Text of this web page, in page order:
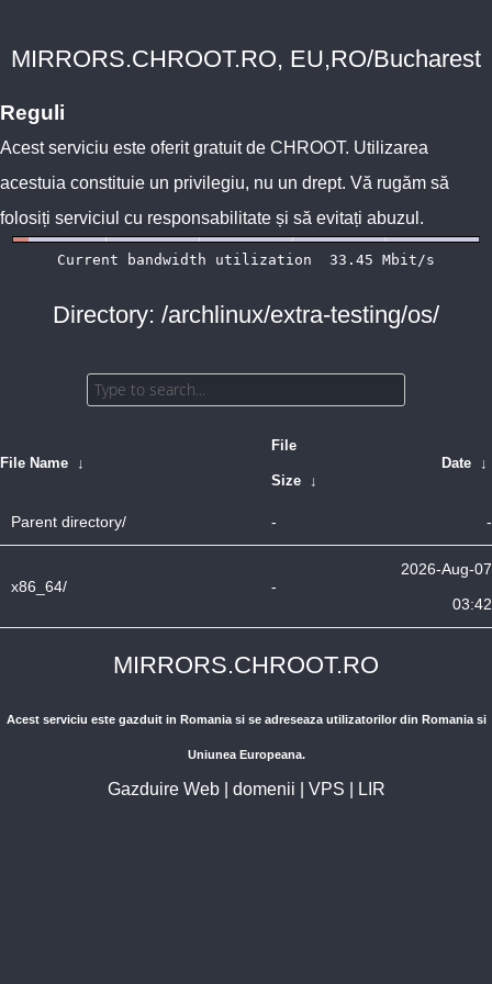
MIRRORS.CHROOT.RO, EU,RO/Bucharest
Reguli
Acest serviciu este oferit gratuit de CHROOT. Utilizarea
acestuia constituie un privilegiu, nu un drept. Vă rugăm să
folosiți serviciul cu responsabilitate și să evitați abuzul.
Directory: /archlinux/extra-testing/os/
File Name ↓
File
Size ↓
Date ↓
Parent directory/ - -
x86_64/ -
2026-Aug-07
03:42
MIRRORS.CHROOT.RO
Acest serviciu este gazduit in Romania si se adreseaza utilizatorilor din Romania si
Uniunea Europeana.
Gazduire Web| domenii VPS LIR